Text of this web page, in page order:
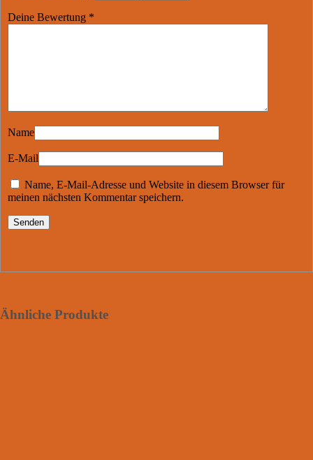
Deine Bewertung *
Name
E-Mail
Name, E-Mail-Adresse und Website in diesem Browser für
meinen nächsten Kommentar speichern.
Ähnliche Produkte